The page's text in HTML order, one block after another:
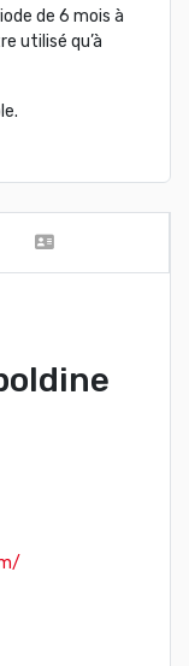
de 6 mois à
utilisé qu’à